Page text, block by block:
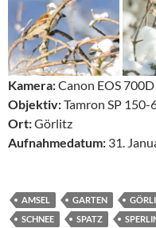
Kamera:Canon EOS 700D
Objektiv:Tamron SP
Ort:Görlitz
Aufnahmedatum: 31.
AMSEL GARTEN
SCHNEE
SPATZ